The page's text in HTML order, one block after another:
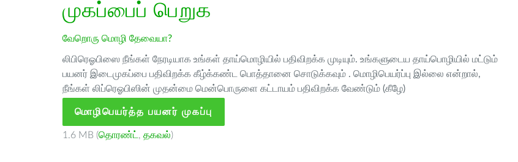
முகப்பைப் பெறுக
வேறொரு மொழி தேவையா?
லிபிரெஓபிஸை நீங்கள் நேரடியாக உங்கள் தாய்மொழியில் பதிவிறக்க முடியும். உங்களுடைய தாய்பொழியில் மட்டும்
பயனர் இடைமுகப்பை பதிவிறக்க கீழ்க்கண்ட பொத்தானை சொடுக்கவும் . மொழிபெயர்ப்பு இல்லை என்றால்,
நீங்கள் லிப்ரெஓபிஸின் முதன்மை மென்பொருளை கட்டாயம் பதிவிறக்க வேண்டும் (கீழே)
மொழிபெயர்த்த பயனர் முகப்பு
1.6 MB (தொரண்ட் , தகவல்)